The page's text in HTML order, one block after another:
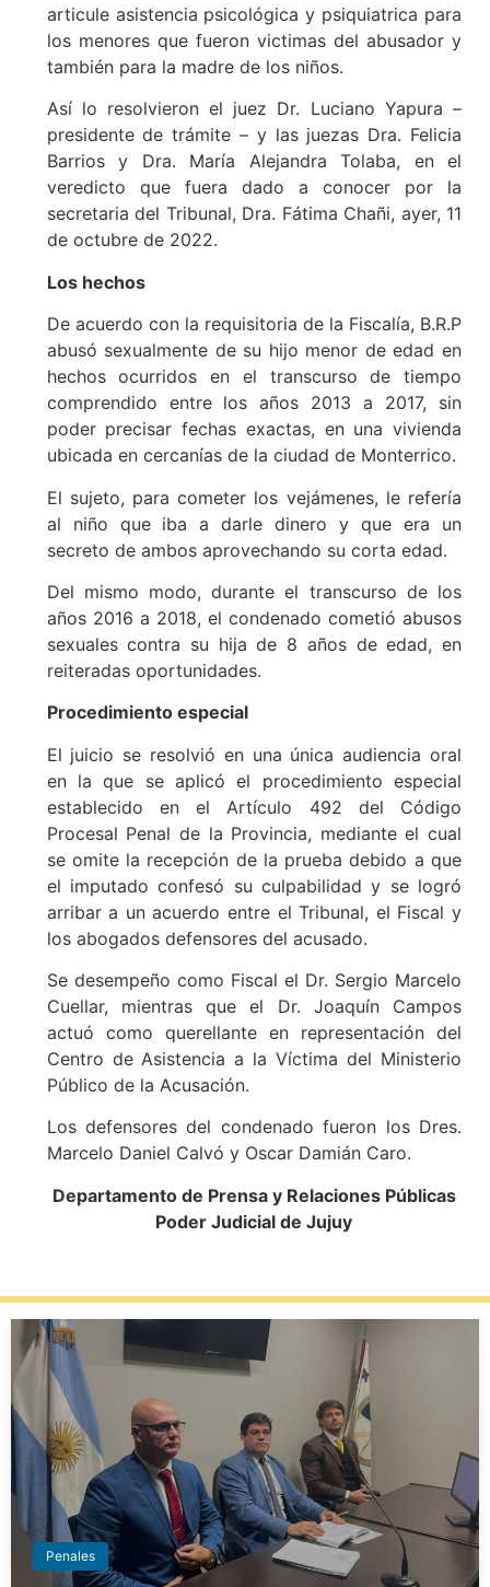
articule asistencia psicológica y psiquiatrica para
los menores que fueron victimas del abusador y
también para la madre de los niños.
Así lo resolvieron el juez Dr. Luciano Yapura –
presidente de trámite – y las juezas Dra. Felicia
Barrios y Dra. María Alejandra Tolaba, en el
veredicto que fuera dado a conocer por la
secretaria del Tribunal, Dra. Fátima Chañi, ayer, 11
de octubre de 2022.
Los hechos
De acuerdo con la requisitoria de la Fiscalía, B.R.P
abusó sexualmente de su hijo menor de edad en
hechos ocurridos en el transcurso de tiempo
comprendido entre los años 2013 a 2017, sin
poder precisar fechas exactas, en una vivienda
ubicada en cercanías de la ciudad de Monterrico.
El sujeto, para cometer los vejámenes, le refería
al niño que iba a darle dinero y que era un
secreto de ambos aprovechando su corta edad.
Del mismo modo, durante el transcurso de los
años 2016 a 2018, el condenado cometió abusos
sexuales contra su hija de 8 años de edad, en
reiteradas oportunidades.
Procedimiento especial
El juicio se resolvió en una única audiencia oral
en la que se aplicó el procedimiento especial
establecido en el Artículo 492 del Código
Procesal Penal de la Provincia, mediante el cual
se omite la recepción de la prueba debido a que
el imputado confesó su culpabilidad y se logró
arribar a un acuerdo entre el Tribunal, el Fiscal y
los abogados defensores del acusado.
Se desempeño como Fiscal el Dr. Sergio Marcelo
Cuellar, mientras que el Dr. Joaquín Campos
actuó como querellante en representación del
Centro de Asistencia a la Víctima del Ministerio
Público de la Acusación.
Los defensores del condenado fueron los Dres.
Marcelo Daniel Calvó y Oscar Damián Caro.
Departamento de Prensa y Relaciones Públicas
Poder Judicial de Jujuy
Penales